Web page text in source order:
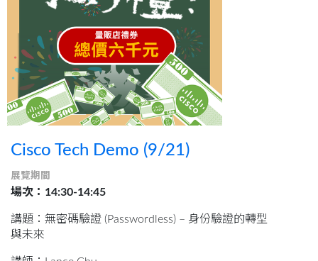
Cisco Tech Demo (9/21)
展覽期間
場次：14:30-14:45
講題：無密碼驗證 (Passwordless) – 身份驗證的轉型
與未來